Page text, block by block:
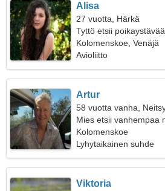
Alisa
27 vuotta, Härkä
Tyttö etsii poikaystävää
Kolomenskoe, Venäjä
Avioliitto
Artur
58 vuotta vanha,
Mies etsii vanhempaa
Kolomenskoe
Lyhytaikainen suhde
Viktoria